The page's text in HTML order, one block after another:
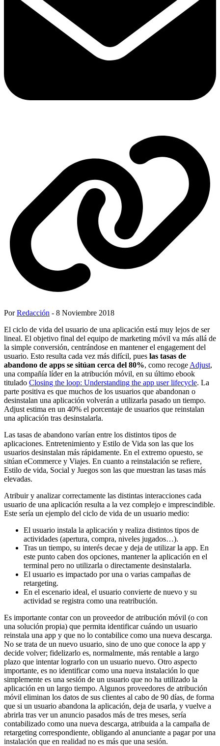
PorRedacción - 8 Noviembre 2018
El ciclo de vida del usuario de una aplicación está muy lejos de ser
lineal. El objetivo final del equipo de marketing móvil va más allá de
la simple conversión, centrándose en mantener el engagement del
usuario. Esto resulta cada vez más difícil, pues las tasas de
abandono de apps se sitúan cerca del 80%, como recoge Adjust,
una compañía líder en la atribución móvil, en su último ebook
titulado Closing the loop: Understanding the app user lifecycle. La
parte positiva es que muchos de los usuarios que abandonan o
desinstalan una aplicación volverán a utilizarla pasado un tiempo.
Adjust estima en un 40% el porcentaje de usuarios que reinstalan
una aplicación tras desinstalarla.
Las tasas de abandono varían entre los distintos tipos de
aplicaciones. Entretenimiento y Estilo de Vida son las que los
usuarios desinstalan más rápidamente. En el extremo opuesto, se
sitúan eCommerce y Viajes. En cuanto a reinstalación se refiere,
Estilo de vida, Social y Juegos son las que muestran las tasas más
elevadas.
Atribuir y analizar correctamente las distintas interacciones cada
usuario de una aplicación resulta a la vez complejo e imprescindible.
Este sería un ejemplo del ciclo de vida de un usuario medio:
El usuario instala la aplicación y realiza distintos tipos de
actividades (apertura, compra, niveles jugados…).
Tras un tiempo, su interés decae y deja de utilizar la app. En
este punto caben dos opciones, mantener la aplicación en el
terminal pero no utilizarla o directamente desinstalarla.
El usuario es impactado por una o varias campañas de
retargeting.
En el escenario ideal, el usuario convierte de nuevo y su
actividad se registra como una reatribución.
Es importante contar con un proveedor de atribución móvil (o con
una solución propia) que permita identificar cuándo un usuario
reinstala una app y que no lo contabilice como una nueva descarga.
No se trata de un nuevo usuario, sino de uno que conoce la app y
decide volver; fidelizarlo es, normalmente, más rentable a largo
plazo que intentar lograrlo con un usuario nuevo. Otro aspecto
importante, es no identificar como una nueva instalación lo que
simplemente es una sesión de un usuario que no ha utilizado la
aplicación en un largo tiempo. Algunos proveedores de atribución
móvil eliminan los datos de sus clientes al cabo de 90 días, de forma
que si un usuario abandona la aplicación, deja de usarla, y vuelve a
abrirla tras ver un anuncio pasados más de tres meses, sería
contabilizado como una nueva descarga, atribuida a la campaña de
retargeting correspondiente, obligando al anunciante a pagar por una
instalación que en realidad no es más que una sesión.